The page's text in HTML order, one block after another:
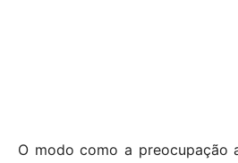
O modo como a preocupação